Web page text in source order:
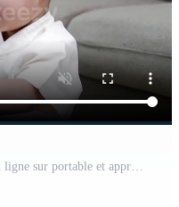
asiatique garçon en train d'étudier en ligne sur portable et apprentissage de papier animaux Vidéo Gratuite